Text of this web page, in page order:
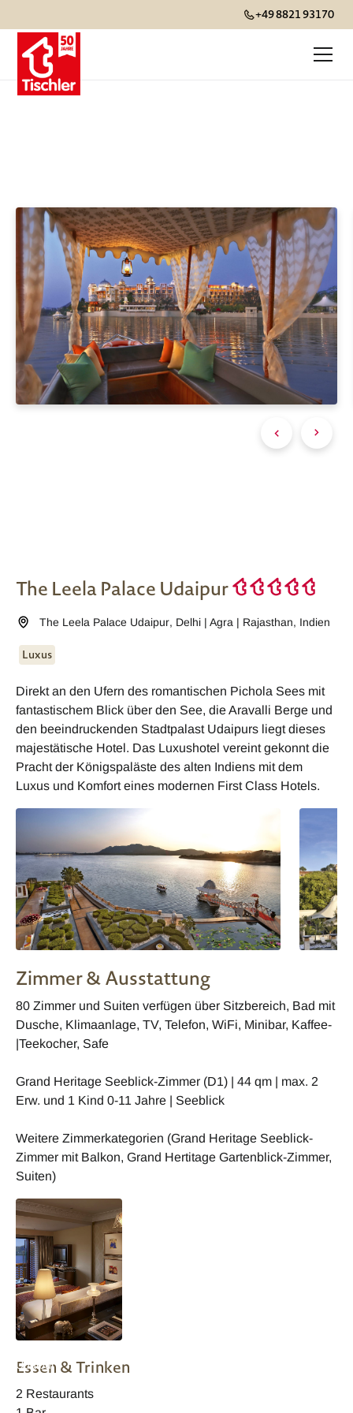
+49 8821 93170
The Leela Palace Udaipur
The Leela Palace Udaipur, Delhi | Agra | Rajasthan, Indien
Luxus
Direkt an den Ufern des romantischen Pichola Sees mit
fantastischem Blick über den See, die Aravalli Berge und
den beeindruckenden Stadtpalast Udaipurs liegt dieses
majestätische Hotel. Das Luxushotel vereint gekonnt die
Pracht der Königspaläste des alten Indiens mit dem
Luxus und Komfort eines modernen First Class Hotels.
Zimmer & Ausstattung
80 Zimmer und Suiten verfügen über Sitzbereich, Bad mit
Dusche, Klimaanlage, TV, Telefon, WiFi, Minibar, Kaffee-
|Teekocher, Safe
Grand Heritage Seeblick-Zimmer (D1) | 44 qm | max. 2
Erw. und 1 Kind 0-11 Jahre | Seeblick
Weitere Zimmerkategorien (Grand Heritage Seeblick-
Zimmer mit Balkon, Grand Hertitage Gartenblick-Zimmer,
Suiten)
Udaipur
Essen & Trinken
2 Restaurants